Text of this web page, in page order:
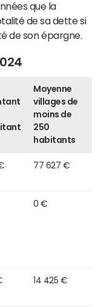
que la
de sa dette si
de son épargne.
Moyenne
villages de
moins de
250
habitants
77 627 €
0 €
14 425 €